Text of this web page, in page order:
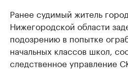
Ранее судимый житель
Нижегородской области
подозрению в попытке
начальных классов школ,
следственное управление